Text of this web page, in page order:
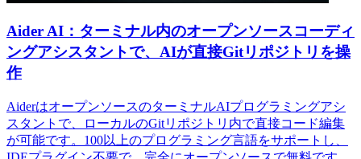
Aider AI：ターミナル内のオープンソースコーディ
ングアシスタントで、AIが直接Gitリポジトリを操
作
AiderはオープンソースのターミナルAIプログラミングアシ
スタントで、ローカルのGitリポジトリ内で直接コード編集
が可能です。100以上のプログラミング言語をサポートし、